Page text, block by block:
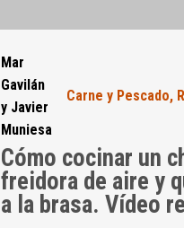
Mar
Gavilán
y Javier
Muniesa
Carne y Pescado,
Cómo cocinar un
freidora de aire y
a la brasa. Vídeo